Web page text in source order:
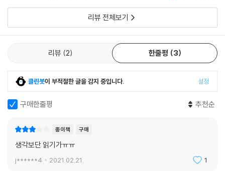
리뷰 전체보기
리뷰 2 한줄평 3
클린봇이 부적절한 글을 감지 중입니다. 설정
구매한줄평 추천순
종이책 구매
생각보단 읽기가ㅠㅠ
j******4 2021.02.21. 1